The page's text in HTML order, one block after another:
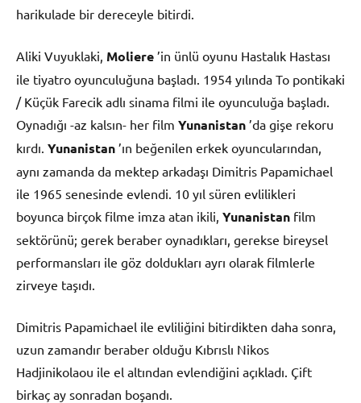
harikulade bir dereceyle bitirdi.
Aliki Vuyuklaki, Moliere ’in ünlü oyunu Hastalık Hastası
ile tiyatro oyunculuğuna başladı. 1954 yılında To pontikaki
/ Küçük Farecik adlı sinama filmi ile oyunculuğa başladı.
Oynadığı -az kalsın- her film Yunanistan ’da gişe rekoru
kırdı. Yunanistan ’ın beğenilen erkek oyuncularından,
aynı zamanda da mektep arkadaşı Dimitris Papamichael
ile 1965 senesinde evlendi. 10 yıl süren evlilikleri
boyunca birçok filme imza atan ikili, Yunanistan film
sektörünü; gerek beraber oynadıkları, gerekse bireysel
performansları ile göz doldukları ayrı olarak filmlerle
zirveye taşıdı.
Dimitris Papamichael ile evliliğini bitirdikten daha sonra,
uzun zamandır beraber olduğu Kıbrıslı Nikos
Hadjinikolaou ile el altından evlendiğini açıkladı. Çift
birkaç ay sonradan boşandı.